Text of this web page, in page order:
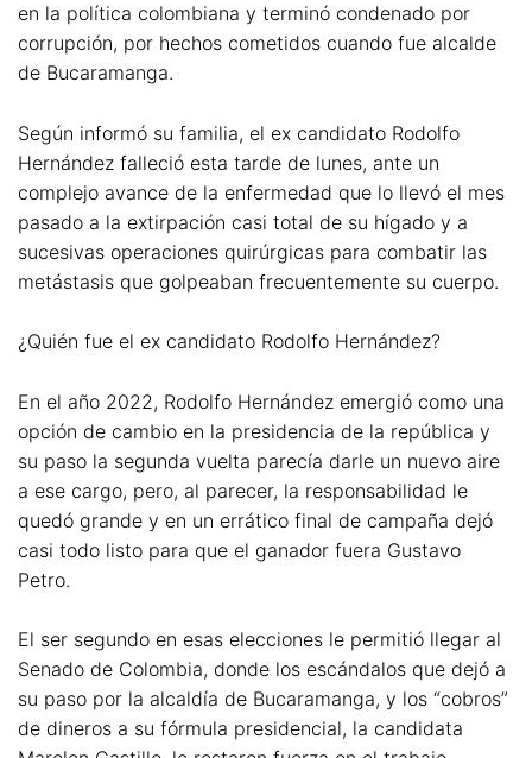
en la política colombiana y terminó condenado por
corrupción, por hechos cometidos cuando fue alcalde
de Bucaramanga.
Según informó su familia, el ex candidato Rodolfo
Hernández falleció esta tarde de lunes, ante un
complejo avance de la enfermedad que lo llevó el mes
pasado a la extirpación casi total de su hígado y a
sucesivas operaciones quirúrgicas para combatir las
metástasis que golpeaban frecuentemente su cuerpo.
¿Quién fue el ex candidato Rodolfo Hernández?
En el año 2022, Rodolfo Hernández emergió como una
opción de cambio en la presidencia de la república y
su paso la segunda vuelta parecía darle un nuevo aire
a ese cargo, pero, al parecer, la responsabilidad le
quedó grande y en un errático final de campaña dejó
casi todo listo para que el ganador fuera Gustavo
Petro.
El ser segundo en esas elecciones le permitió llegar al
Senado de Colombia, donde los escándalos que dejó a
su paso por la alcaldía de Bucaramanga, y los “cobros”
de dineros a su fórmula presidencial, la candidata